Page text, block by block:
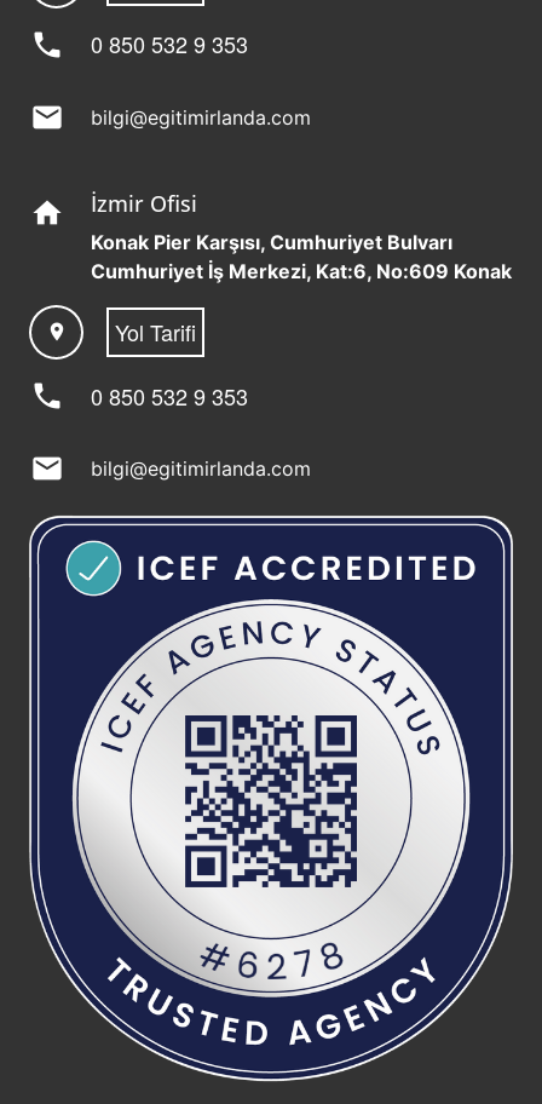
phone 0 850 532 9 353
mail bilgi@egitimirlanda.com
home İzmir Ofisi
Konak Pier Karşısı, Cumhuriyet Bulvarı
Cumhuriyet İş Merkezi, Kat:6, No:609 Konak
location_on Yol Tarifi
phone 0 850 532 9 353
mail bilgi@egitimirlanda.com